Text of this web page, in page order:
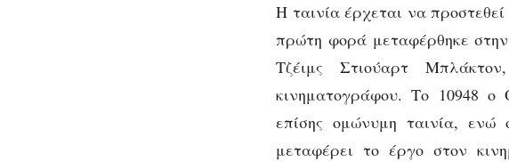
Η ταινία έρχεται να
πρώτη φορά μεταφέρθηκε
Τζέιμς Στιούαρτ
κινηματογράφου. Το 10948 ο
επίσης ομώνυμη ταινία,
μεταφέρει το έργο στον